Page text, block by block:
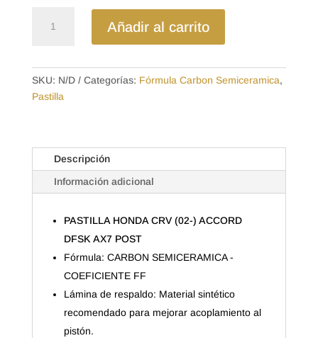
$19.04
SEMICERAMICA
HONDA
CRV
cantidad
Añadir al carrito
SKU: N/D Categorías: Fórmula Carbon Semiceramica,
Pastilla
Descripción
Información adicional
PASTILLA HONDA CRV (02-) ACCORD
DFSK AX7 POST
Fórmula: CARBON SEMICERAMICA -
COEFICIENTE FF
Lámina de respaldo: Material sintético
recomendado para mejorar acoplamiento al
pistón.